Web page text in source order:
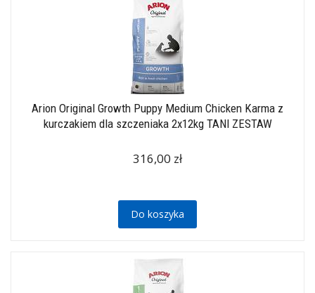
Arion Original Growth Puppy Medium Chicken Karma z
kurczakiem dla szczeniaka 2x12kg TANI ZESTAW
316,00 zł
Do koszyka